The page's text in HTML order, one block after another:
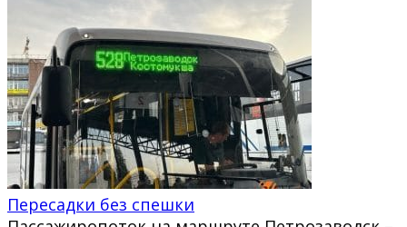
Пересадки без спешки